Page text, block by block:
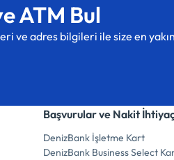
ATM Bul
ve adres bilgileri ile size en yakın
Başvurular ve Nakit
DenizBank İşletme Kart
DenizBank Business Select